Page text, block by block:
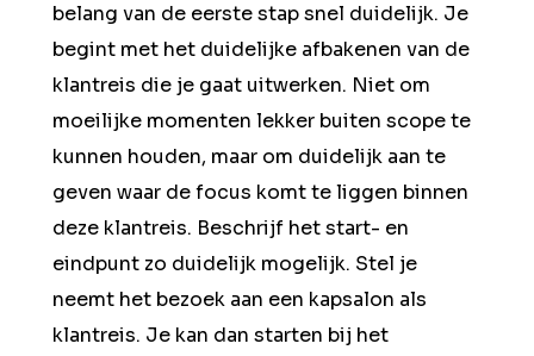
belang van de eerste stap snel duidelijk. Je
begint met het duidelijke afbakenen van de
klantreis die je gaat uitwerken. Niet om
moeilijke momenten lekker buiten scope te
kunnen houden, maar om duidelijk aan te
geven waar de focus komt te liggen binnen
deze klantreis. Beschrijf het start- en
eindpunt zo duidelijk mogelijk. Stel je
neemt het bezoek aan een kapsalon als
klantreis. Je kan dan starten bij het